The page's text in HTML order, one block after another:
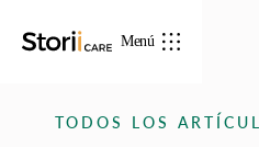
Menú
TODOS LOS